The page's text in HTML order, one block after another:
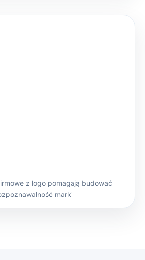
z logo pomagają budować
marki